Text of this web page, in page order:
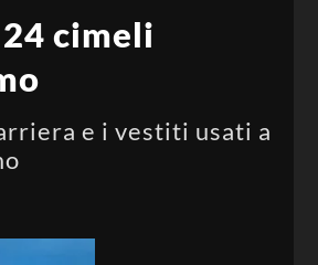
cimeli
e i vestiti usati a